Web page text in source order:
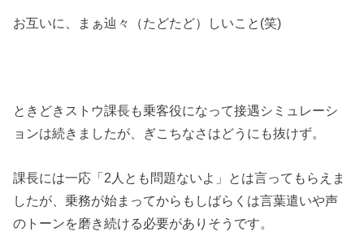
お互いに、まぁ辿々（たどたど）しいこと(笑)
ときどきストウ課長も乗客役になって接遇シミュレーシ
ョンは続きましたが、ぎこちなさはどうにも抜けず。
課長には一応「2人とも問題ないよ」とは言ってもらえま
したが、乗務が始まってからもしばらくは言葉遣いや声
のトーンを磨き続ける必要がありそうです。